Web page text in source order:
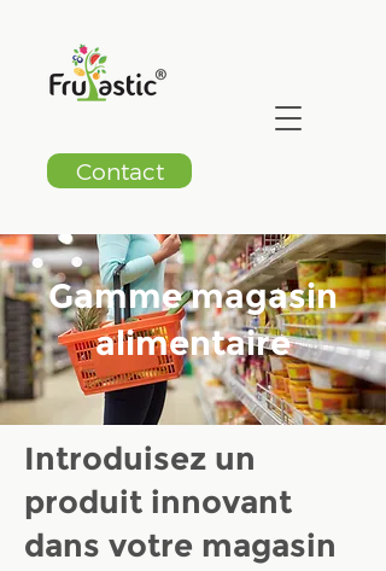
Contact
Gamme magasin
alimentaire
Introduisez un
produit innovant
dans votre magasin